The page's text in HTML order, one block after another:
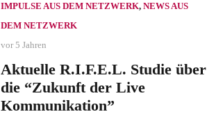
IMPULSE AUS DEM NETZWERK, NEWS AUS
DEM NETZWERK
vor 5 Jahren
Aktuelle R.I.F.E.L. Studie über
die “Zukunft der Live
Kommunikation”